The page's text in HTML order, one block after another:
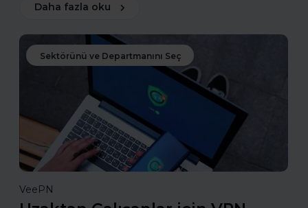
Daha fazla oku
Sektörünü ve Departmanını Seç
VeePN